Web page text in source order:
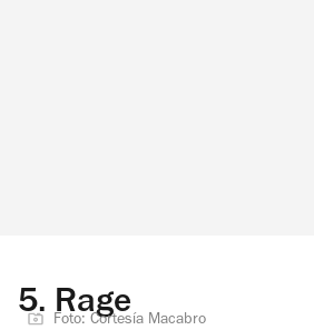
5. Rage
Foto: Cortesía Macabro